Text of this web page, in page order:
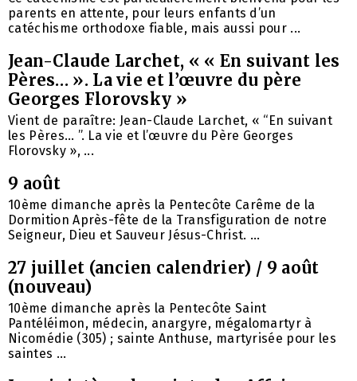
parents en attente, pour leurs enfants d’un
catéchisme orthodoxe fiable, mais aussi pour ...
Jean-Claude Larchet, « « En suivant les
Pères… ». La vie et l’œuvre du père
Georges Florovsky »
Vient de paraître: Jean-Claude Larchet, « “En suivant
les Pères… ”. La vie et l’œuvre du Père Georges
Florovsky », ...
9 août
10ème dimanche après la Pentecôte Carême de la
Dormition Après-fête de la Transfiguration de notre
Seigneur, Dieu et Sauveur Jésus-Christ. ...
27 juillet (ancien calendrier) / 9 août
(nouveau)
10ème dimanche après la Pentecôte Saint
Pantéléimon, médecin, anargyre, mégalomartyr à
Nicomédie (305) ; sainte Anthuse, martyrisée pour les
saintes ...